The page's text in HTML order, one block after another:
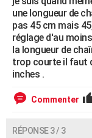
une longueur de
pas 45 cm mais
réglage d'au
la longueur de
trop courte il faut
inches .
Commenter
RÉPONSE 3 / 3